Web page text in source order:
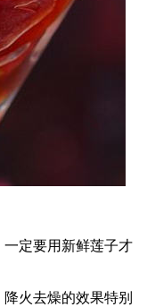
定要用新鲜莲子才
火去燥的效果特别